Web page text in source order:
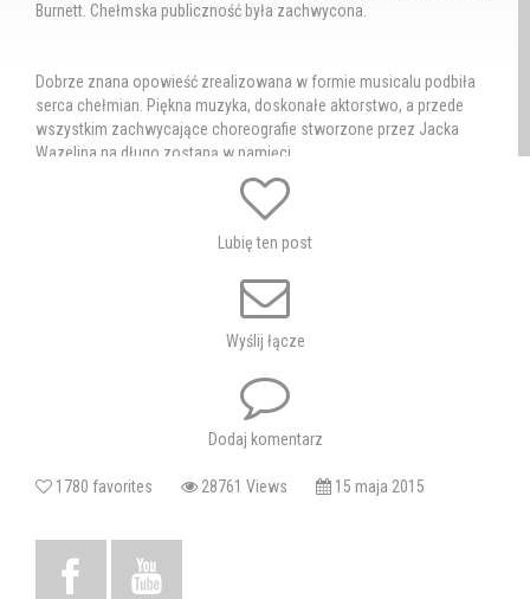
Burnett. Chełmska publiczność była zachwycona.
Dobrze znana opowieść zrealizowana w formie musicalu podbiła
serca chełmian. Piękna muzyka, doskonałe aktorstwo, a przede
wszystkim zachwycające choreografie stworzone przez Jacka
Wazelina na długo zostaną w pamięci.
Musical miał swoją premierę w Teatrze Rampa w 2013 r. i do dziś
scenografia, kostiumy, opracowanie graficzne:
Anna Bajak, Marcin Kuczewski, Natalia Bajak
przygotowanie solistów i chóru:Anna Bajak, Natalia Bajak,
Choreografia bollywood:
Lubię ten post
Wyślij łącze
Dodaj komentarz
1780 favorites 28761 Views 15 maja 2015